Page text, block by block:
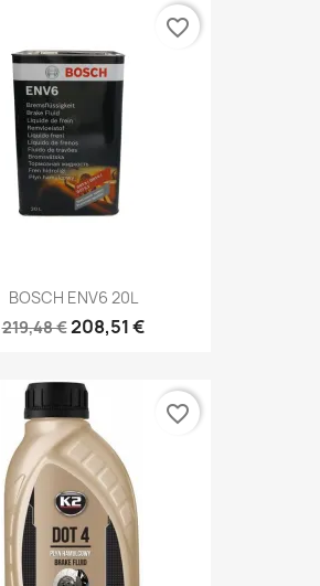
BOSCH ENV6 20L
219,48 €208,51 €
favorite_border
favorite_border